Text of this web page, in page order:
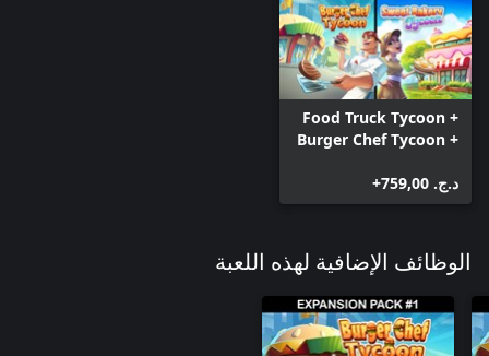
Food Truck Tycoon +
Burger Chef Tycoon +
د.ج.‏ 759,00+
الوظائف الإضافية لهذه اللعبة